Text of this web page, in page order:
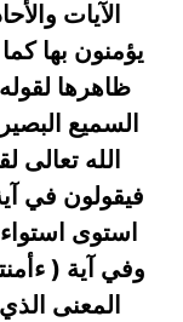
الآيات
يؤمنون بها
ظاهرها
السميع
الله تعالى
فيقولون في
استوى
وفي آية (
المعنى